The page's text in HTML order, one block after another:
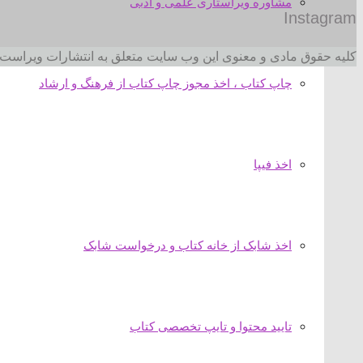
چاپ کتاب ، اخذ مجوز چاپ کتاب از فرهنگ و ارشاد
اخذ فیپا
اخذ شابک از خانه کتاب و درخواست شابک
تایید محتوا و تایپ تخصصی کتاب
Instagram
کلیه حقوق مادی و معنوی این وب سایت متعلق به انتشارات